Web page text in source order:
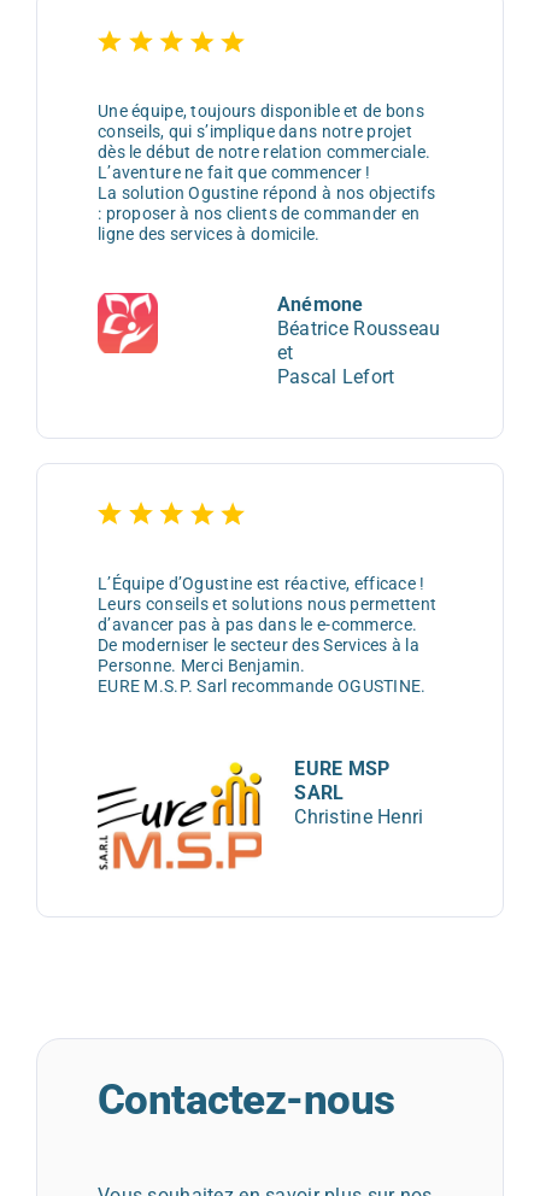
Une équipe, toujours disponible et de bons
conseils, qui s’implique dans notre projet
dès le début de notre relation commerciale.
L’aventure ne fait que commencer !
La solution Ogustine répond à nos objectifs
: proposer à nos clients de commander en
ligne des services à domicile.
Anémone
Béatrice Rousseau
et
Pascal Lefort
L’Équipe d’Ogustine est réactive, efficace !
Leurs conseils et solutions nous permettent
d’avancer pas à pas dans le e-commerce.
De moderniser le secteur des Services à la
Personne. Merci Benjamin.
EURE M.S.P. Sarl recommande OGUSTINE.
EURE MSP
SARL
Christine Henri
Contactez-nous